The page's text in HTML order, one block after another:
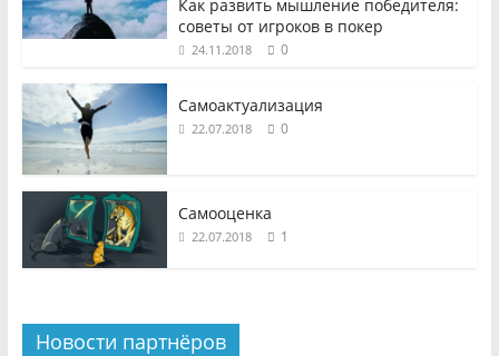
Как развить мышление победителя:
советы от игроков в покер
24.11.2018 0
Самоактуализация
22.07.2018 0
Самооценка
22.07.2018 1
Новости партнёров